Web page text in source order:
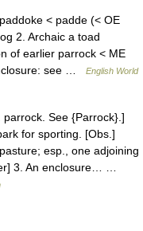
< padde (< OE
2. Archaic a toad
of earlier parrock < ME
see …
English World
See {Parrock}.]
for sporting. [Obs.]
esp., one adjoining
3. An enclosure… …